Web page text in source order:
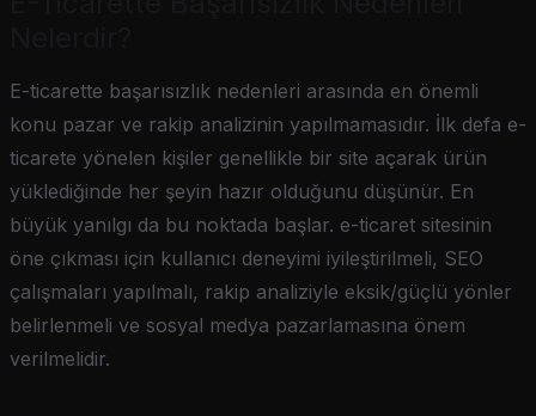
E-ticarette başarısızlık nedenleri arasında en önemli
konu pazar ve rakip analizinin yapılmamasıdır. İlk defa e-
ticarete yönelen kişiler genellikle bir site açarak ürün
yüklediğinde her şeyin hazır olduğunu düşünür. En
büyük yanılgı da bu noktada başlar. e-ticaret sitesinin
öne çıkması için kullanıcı deneyimi iyileştirilmeli, SEO
çalışmaları yapılmalı, rakip analiziyle eksik/güçlü yönler
belirlenmeli ve sosyal medya pazarlamasına önem
verilmelidir.